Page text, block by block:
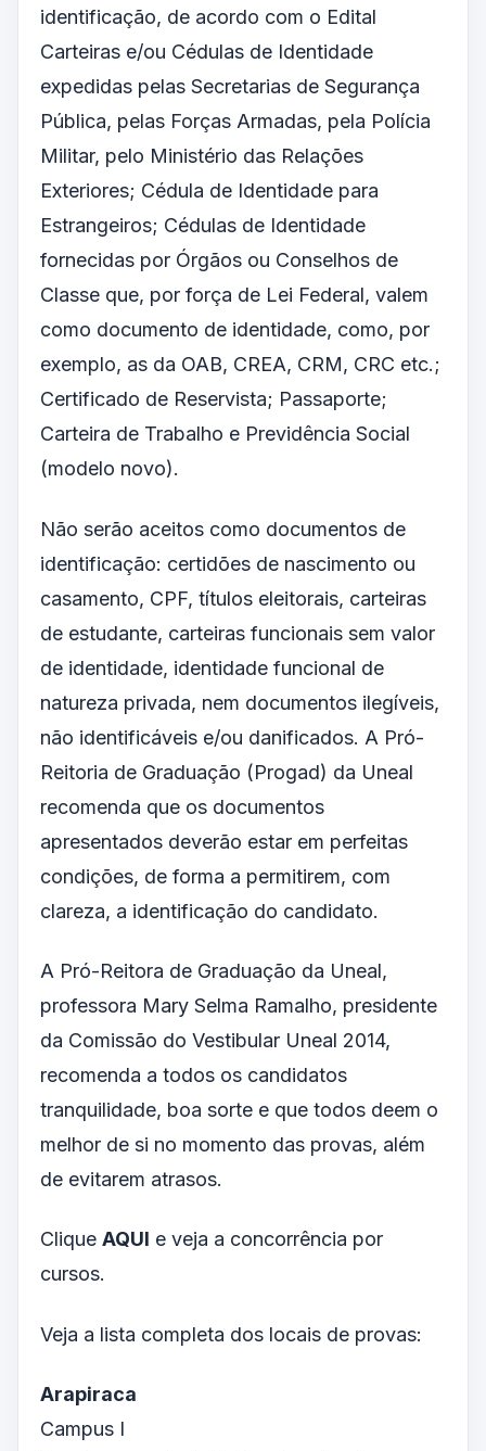
identificação, de acordo com o Edital
Carteiras e/ou Cédulas de Identidade
expedidas pelas Secretarias de Segurança
Pública, pelas Forças Armadas, pela Polícia
Militar, pelo Ministério das Relações
Exteriores; Cédula de Identidade para
Estrangeiros; Cédulas de Identidade
fornecidas por Órgãos ou Conselhos de
Classe que, por força de Lei Federal, valem
como documento de identidade, como, por
exemplo, as da OAB, CREA, CRM, CRC etc.;
Certificado de Reservista; Passaporte;
Carteira de Trabalho e Previdência Social
(modelo novo).
Não serão aceitos como documentos de
identificação: certidões de nascimento ou
casamento, CPF, títulos eleitorais, carteiras
de estudante, carteiras funcionais sem valor
de identidade, identidade funcional de
natureza privada, nem documentos ilegíveis,
não identificáveis e/ou danificados. A Pró-
Reitoria de Graduação (Progad) da Uneal
recomenda que os documentos
apresentados deverão estar em perfeitas
condições, de forma a permitirem, com
clareza, a identificação do candidato.
A Pró-Reitora de Graduação da Uneal,
professora Mary Selma Ramalho, presidente
da Comissão do Vestibular Uneal 2014,
recomenda a todos os candidatos
tranquilidade, boa sorte e que todos deem o
melhor de si no momento das provas, além
de evitarem atrasos.
Clique AQUI e veja a concorrência por
cursos.
Veja a lista completa dos locais de provas:
Arapiraca
Campus I